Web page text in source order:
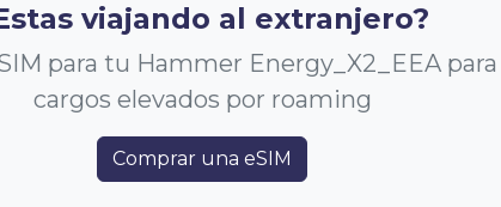
viajando al extranjero?
para tu Hammer Energy_X2_EEA
cargos elevados por roaming
Comprar una eSIM